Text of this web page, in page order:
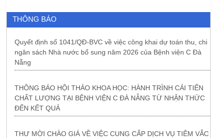
THÔNG BÁO
Quyết định số 1041/QĐ-BVC về việc công khai dự toán thu, chi
ngân sách Nhà nước bổ sung năm 2026 của Bệnh viện C Đà
Nẵng
THÔNG BÁO HỘI THẢO KHOA HỌC: HÀNH TRÌNH CẢI TIẾN
CHẤT LƯỢNG TẠI BỆNH VIỆN C ĐÀ NẴNG TỪ NHẬN THỨC
ĐẾN KẾT QUẢ
THƯ MỜI CHÀO GIÁ VỀ VIỆC CUNG CẤP DỊCH VỤ TIÊM VẮC